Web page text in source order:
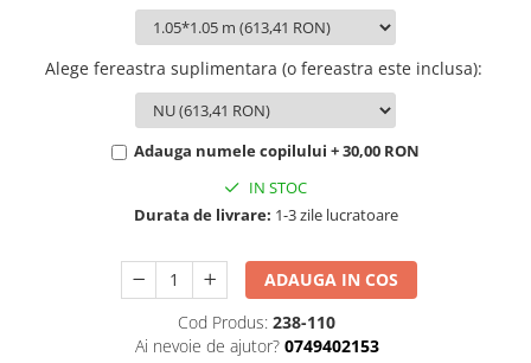
Alege fereastra suplimentara (o fereastra este inclusa):
Adauga numele copilului + 30,00 RON
IN STOC
Durata de livrare: 1-3 zile lucratoare
ADAUGA IN COS
Cod Produs: 238-110
Ai nevoie de ajutor? 0749402153